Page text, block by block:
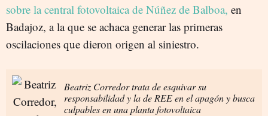
sobre la central fotovoltaica de Núñez de Balboa, en
Badajoz, a la que se achaca generar las primeras
oscilaciones que dieron origen al siniestro.
Beatriz Corredor trata de esquivar su
responsabilidad y la de REE en el apagón y busca
culpables en una planta fotovoltaica